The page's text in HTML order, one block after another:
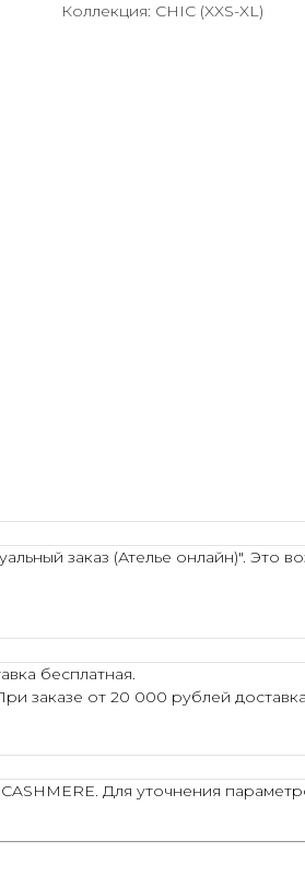
Коллекция: CHIC (XXS-XL)
заказ (Ателье онлайн)". Это
бесплатная.
заказе от 20 000 рублей
Для уточнения